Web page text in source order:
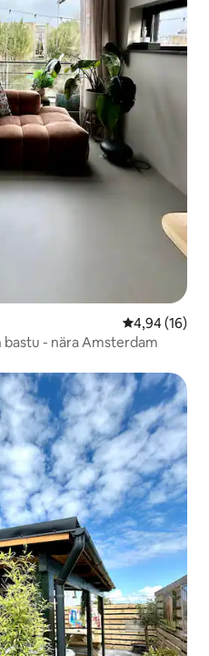
4,94 av 5 i
4,94 (16)
- nära Amsterdam